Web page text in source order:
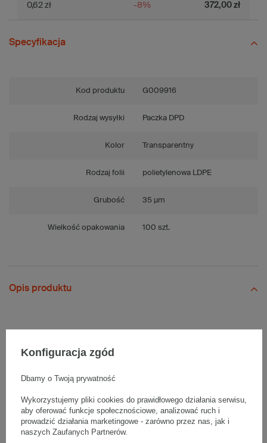
-8%
0,62 zł 372,00 zł
Specyfikacja
Kod produktu G009916
Rodzaj wysyłki Paczka DPD
Kolor Transparentny
Rodzaj folii polietylenowa LDPE
Grubość 35 µm
Wielkość opakowania 100 szt.
Opis produktu
polietylenowej LDPE o grubości 35µm. Opakowanie zawiera 100
szt. w woreczku.
Wymiary:
• Grubość:35µm
Konfiguracja zgód
Dbamy o Twoją prywatność
Wykorzystujemy pliki cookies do prawidłowego działania serwisu,
aby oferować funkcje społecznościowe, analizować ruch i
prowadzić działania marketingowe - zarówno przez nas, jak i
naszych Zaufanych Partnerów.